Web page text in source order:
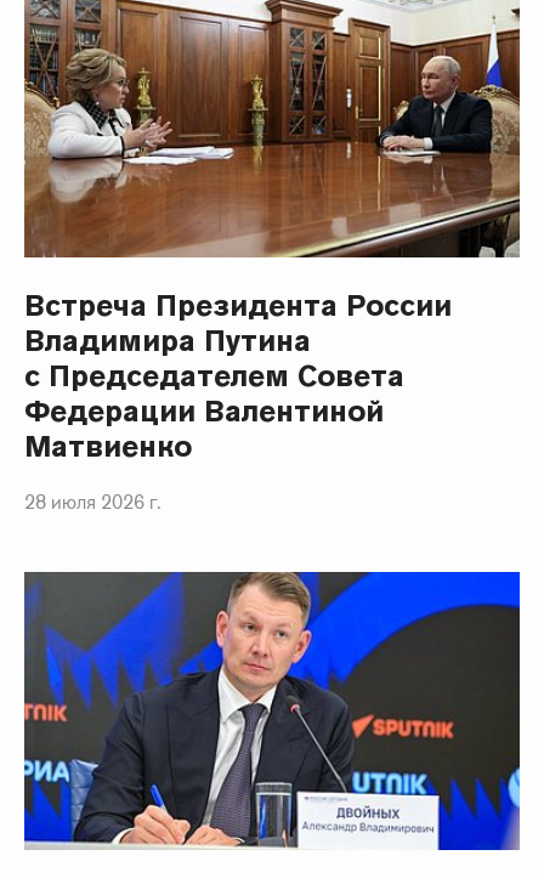
Встреча Президента России
Владимира Путина
с Председателем Совета
Федерации Валентиной
Матвиенко
28 июля 2026 г.